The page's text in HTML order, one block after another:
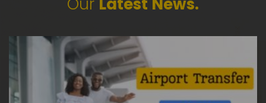
Our Latest News.